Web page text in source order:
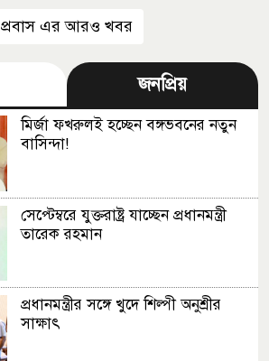
প্রবাস এর আরও খবর
জনপ্রিয়
মির্জা ফখরুলই হচ্ছেন বঙ্গভবনের নতুন
বাসিন্দা!
সেপ্টেম্বরে যুক্তরাষ্ট্র যাচ্ছেন প্রধানমন্ত্রী
তারেক রহমান
প্রধানমন্ত্রীর সঙ্গে খুদে শিল্পী অনুশ্রীর
সাক্ষাৎ